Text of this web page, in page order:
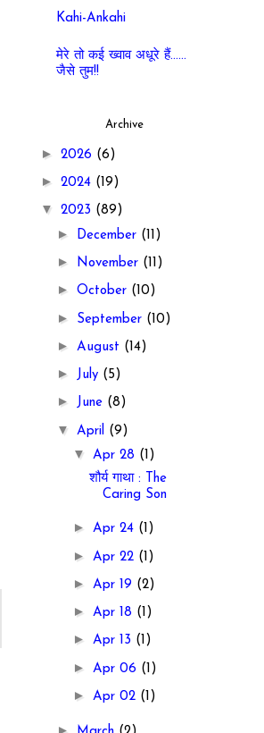
Kahi-Ankahi
मेरे तो कई ख्वाव अधूरे हैं......
जैसे तुम!!
Archive
► 2026 (6)
► 2024 (19)
▼ 2023 (89)
► December (11)
► November (11)
► October (10)
► September (10)
► August (14)
► July (5)
► June (8)
▼ April (9)
▼ Apr 28 (1)
शौर्य गाथा : The
Caring Son
► Apr 24 (1)
► Apr 22 (1)
► Apr 19 (2)
► Apr 18 (1)
► Apr 13 (1)
► Apr 06 (1)
► Apr 02 (1)
►